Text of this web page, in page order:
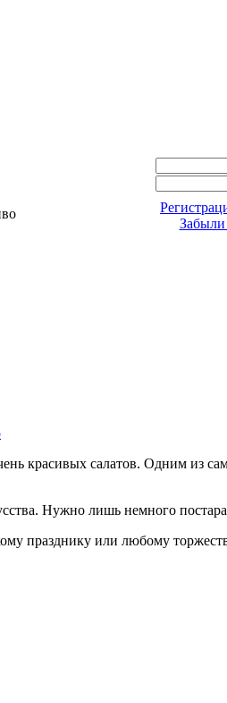
Забыли
красивых салатов. Одним из
Нужно лишь немного
празднику или любому